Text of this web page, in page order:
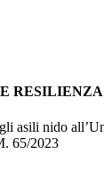
RESILIENZA
asili nido
65/2023